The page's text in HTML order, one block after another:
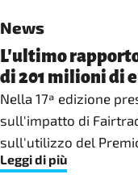
News
L'ultimo
di 201 milioni di
Nella 17ª edizione
sull'impatto di
sull'utilizzo del
Leggi di più